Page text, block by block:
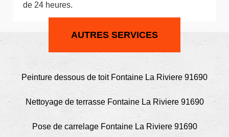
de 24 heures.
AUTRES SERVICES
Peinture dessous de toit Fontaine La Riviere 91690
Nettoyage de terrasse Fontaine La Riviere 91690
Pose de carrelage Fontaine La Riviere 91690